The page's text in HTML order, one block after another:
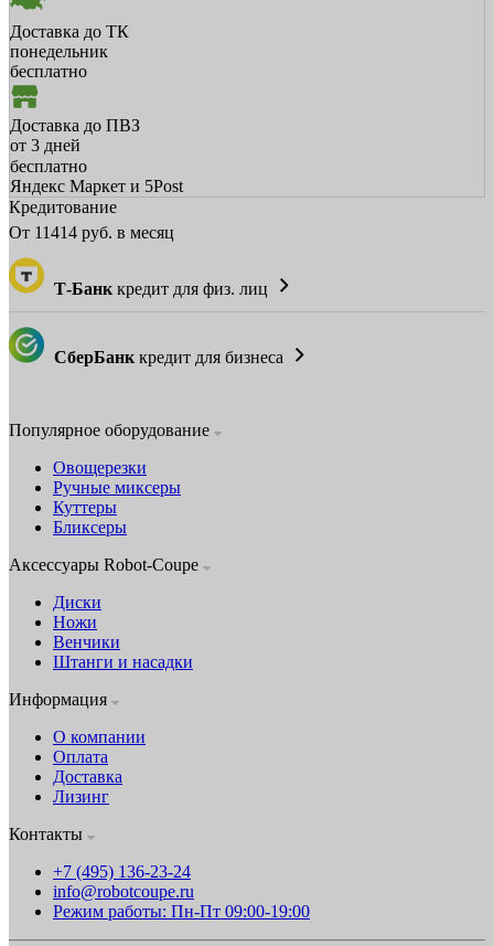
Доставка до ТК
понедельник
бесплатно
Доставка до ПВЗ
от 3 дней
бесплатно
Яндекс Маркет и 5Post
Кредитование
От 11414 руб. в месяц
Т-Банк кредит для физ. лиц
СберБанк кредит для бизнеса
Популярное оборудование
Овощерезки
Ручные миксеры
Куттеры
Бликсеры
Аксессуары Robot-Coupe
Диски
Ножи
Венчики
Штанги и насадки
Информация
О компании
Оплата
Доставка
Лизинг
Контакты
+7 (495) 136-23-24
info@robotcoupe.ru
Режим работы: Пн-Пт 09:00-19:00